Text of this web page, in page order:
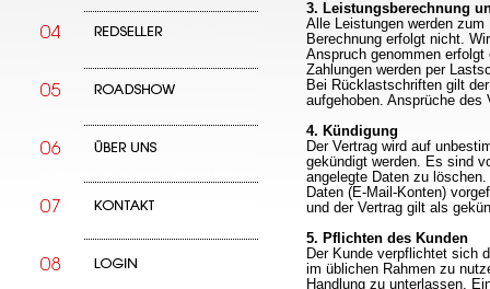
3. Leistungsberechnung
Alle Leistungen werden
Berechnung erfolgt nicht.
Anspruch genommen
Zahlungen werden per
Bei Rücklastschriften gilt
aufgehoben. Ansprüche des
4. Kündigung
Der Vertrag wird auf
gekündigt werden. Es sind
angelegte Daten zu
Daten (E-Mail-Konten)
und der Vertrag gilt als
5. Pflichten des Kunden
Der Kunde verpflichtet sich
im üblichen Rahmen zu
Handlung zu unterlassen.